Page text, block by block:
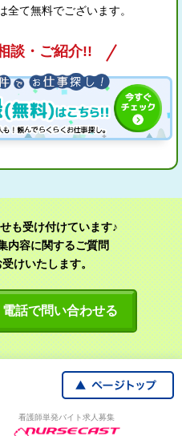
て無料でございます。
談・ご紹介!!
も受け付けています♪
内容に関するご質問
けいたします。
電話で問い合わせる
看護師単発バイト求人募集